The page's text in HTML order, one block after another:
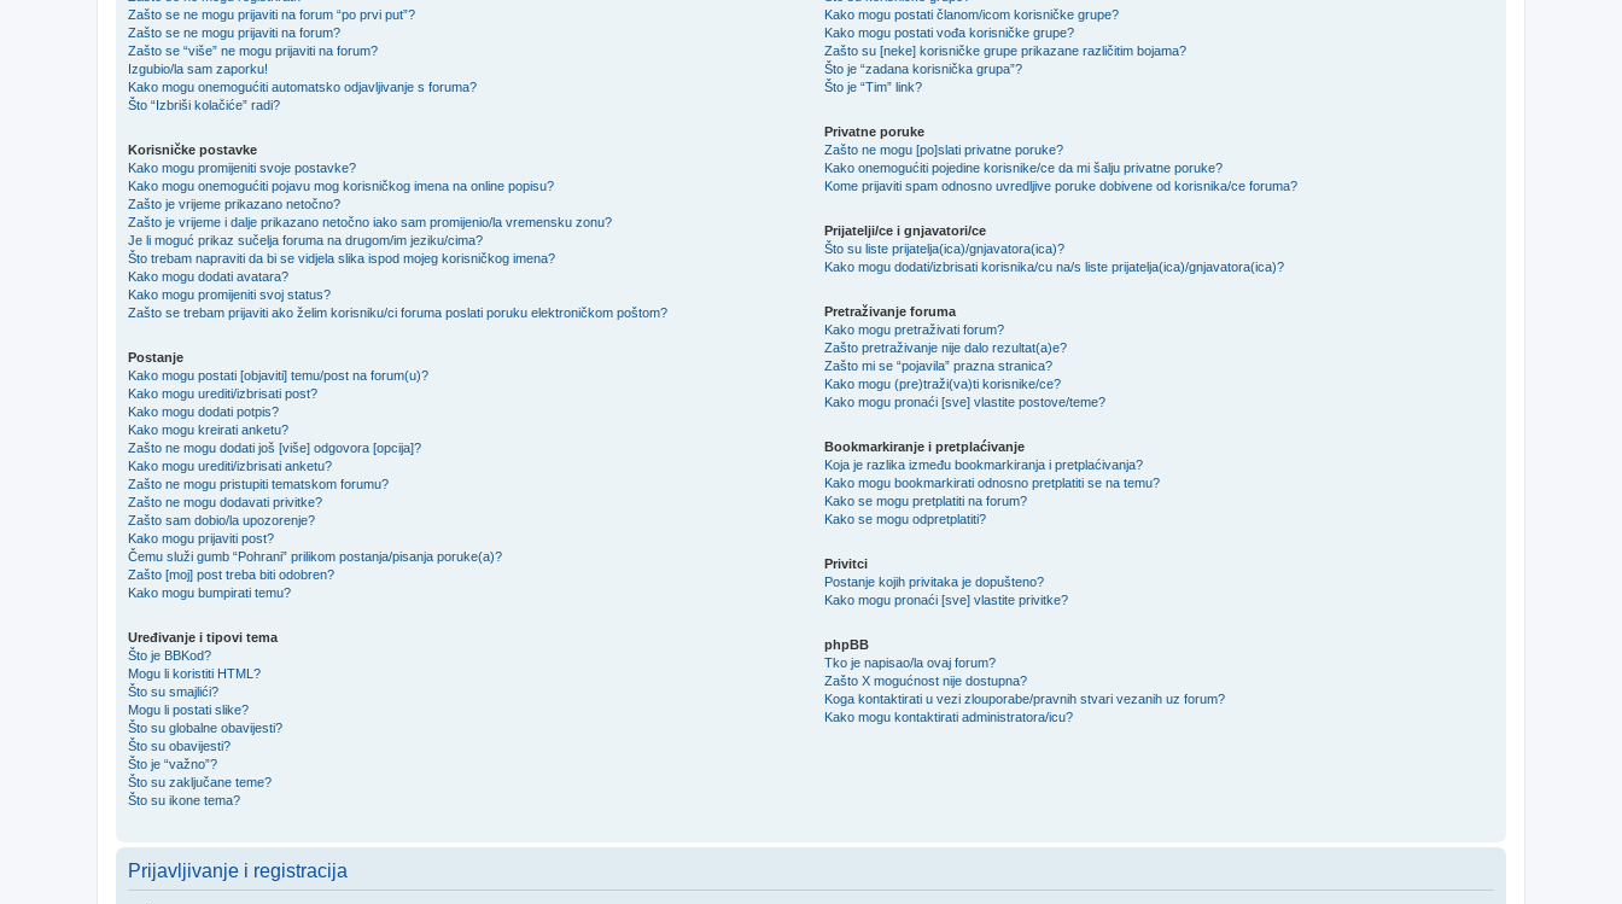
Zašto se ne mogu prijaviti na forum “po prvi put”?
Zašto se ne mogu prijaviti na forum?
Zašto se “više” ne mogu prijaviti na forum?
Izgubio/la sam zaporku!
Kako mogu onemogućiti automatsko odjavljivanje s foruma?
Što “Izbriši kolačiće” radi?
Korisničke postavke
Kako mogu promijeniti svoje postavke?
Kako mogu onemogućiti pojavu mog korisničkog imena na online popisu?
Zašto je vrijeme prikazano netočno?
Zašto je vrijeme i dalje prikazano netočno iako sam promijenio/la vremensku zonu?
Je li moguć prikaz sučelja foruma na drugom/im jeziku/cima?
Što trebam napraviti da bi se vidjela slika ispod mojeg korisničkog imena?
Kako mogu dodati avatara?
Kako mogu promijeniti svoj status?
Zašto se trebam prijaviti ako želim korisniku/ci foruma poslati poruku elektroničkom poštom?
Postanje
Kako mogu postati [objaviti] temu/post na forum(u)?
Kako mogu urediti/izbrisati post?
Kako mogu dodati potpis?
Kako mogu kreirati anketu?
Zašto ne mogu dodati još [više] odgovora [opcija]?
Kako mogu urediti/izbrisati anketu?
Zašto ne mogu pristupiti tematskom forumu?
Zašto ne mogu dodavati privitke?
Zašto sam dobio/la upozorenje?
Kako mogu prijaviti post?
Čemu služi gumb “Pohrani” prilikom postanja/pisanja poruke(a)?
Zašto [moj] post treba biti odobren?
Kako mogu bumpirati temu?
Uređivanje i tipovi tema
Što je BBKod?
Mogu li koristiti HTML?
Što su smajlići?
Mogu li postati slike?
Što su globalne obavijesti?
Što su obavijesti?
Što je “važno”?
Što su zaključane teme?
Što su ikone tema?
Kako mogu postati članom/icom korisničke grupe?
Kako mogu postati vođa korisničke grupe?
Zašto su [neke] korisničke grupe prikazane različitim bojama?
Što je “zadana korisnička grupa”?
Što je “Tim” link?
Privatne poruke
Zašto ne mogu [po]slati privatne poruke?
Kako onemogućiti pojedine korisnike/ce da mi šalju privatne poruke?
Kome prijaviti spam odnosno uvredljive poruke dobivene od korisnika/ce foruma?
Prijatelji/ce i gnjavatori/ce
Što su liste prijatelja(ica)/gnjavatora(ica)?
Kako mogu dodati/izbrisati korisnika/cu na/s liste prijatelja(ica)/gnjavatora(ica)?
Pretraživanje foruma
Kako mogu pretraživati forum?
Zašto pretraživanje nije dalo rezultat(a)e?
Zašto mi se “pojavila” prazna stranica?
Kako mogu (pre)traži(va)ti korisnike/ce?
Kako mogu pronaći [sve] vlastite postove/teme?
Bookmarkiranje i pretplaćivanje
Koja je razlika između bookmarkiranja i pretplaćivanja?
Kako mogu bookmarkirati odnosno pretplatiti se na temu?
Kako se mogu pretplatiti na forum?
Kako se mogu odpretplatiti?
Privitci
Postanje kojih privitaka je dopušteno?
Kako mogu pronaći [sve] vlastite privitke?
phpBB
Tko je napisao/la ovaj forum?
Zašto X mogućnost nije dostupna?
Koga kontaktirati u vezi zlouporabe/pravnih stvari vezanih uz forum?
Kako mogu kontaktirati administratora/icu?
Prijavljivanje i registracija